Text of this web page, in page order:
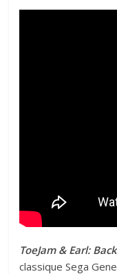
ToeJam & Earl:
classique Sega